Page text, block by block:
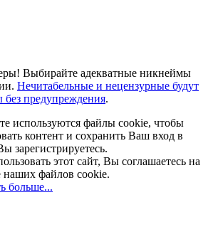
Выбирайте адекватные никнеймы
Нечитабельные и нецензурные будут
без предупреждения.
используются файлы cookie, чтобы
контент и сохранить Ваш вход в
зарегистрируетесь.
этот сайт, Вы соглашаетесь на
наших файлов cookie.
больше...